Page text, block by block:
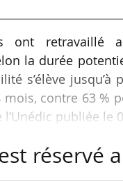
ont retravaillé
la durée
s’élève jusqu’à
contre 63 %
publiée le
réservé